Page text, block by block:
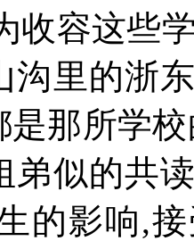
收容这些
沟里的浙
是那所学
弟似的共
的影响,